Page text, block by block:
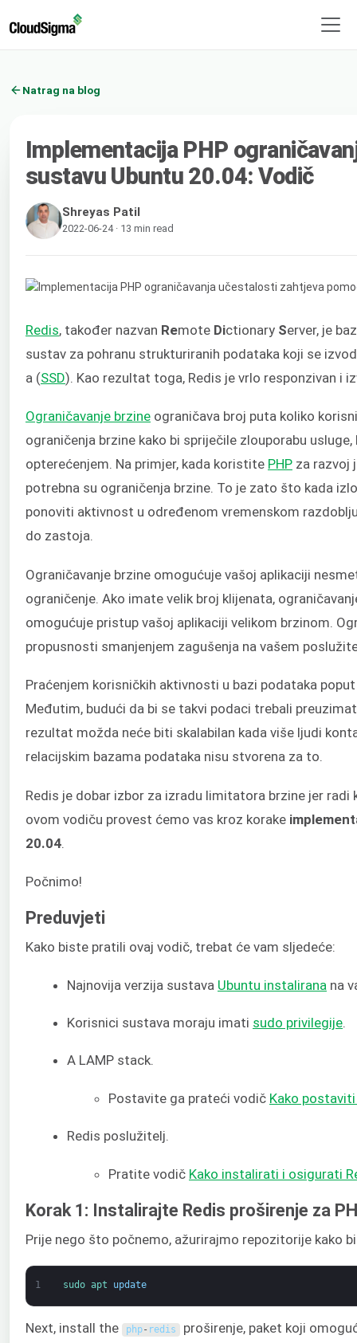
Natrag na blog
Implementacija PHP
sustavu Ubuntu 20.04: Vodič
Shreyas Patil
2022-06-24 · 13 min read
Redis, također nazvan Remote Dictionary Server, je
sustav za pohranu strukturiranih podataka koji se
a (SSD). Kao rezultat toga, Redis je vrlo responzivan i
Ograničavanje brzine ograničava broj puta koliko
ograničenja brzine kako bi spriječile zlouporabu
opterećenjem. Na primjer, kada koristite PHP za razvoj
potrebna su ograničenja brzine. To je zato što kada
ponoviti aktivnost u određenom vremenskom
do zastoja.
Ograničavanje brzine omogućuje vašoj aplikaciji
ograničenje. Ako imate velik broj klijenata,
omogućuje pristup vašoj aplikaciji velikom brzinom.
propusnosti smanjenjem zagušenja na vašem
Praćenjem korisničkih aktivnosti u bazi podataka
Međutim, budući da bi se takvi podaci trebali
rezultat možda neće biti skalabilan kada više ljudi
relacijskim bazama podataka nisu stvorena za to.
Redis je dobar izbor za izradu limitatora brzine jer
ovom vodiču provest ćemo vas kroz korake
20.04
Počnimo!
Preduvjeti
Kako biste pratili ovaj vodič, trebat će vam sljedeće:
Najnovija verzija sustava Ubuntu instalirana na
Korisnici sustava moraju imati sudo privilegije.
A LAMP stack.
Postavite ga prateći vodič Kako
Redis poslužitelj.
Pratite vodič Kako instalirati i osigurati
Korak 1: Instalirajte Redis proširenje za
Prije nego što počnemo, ažurirajmo repozitorije kako
1 sudo apt update
Next, install the php- redis proširenje, paket koji